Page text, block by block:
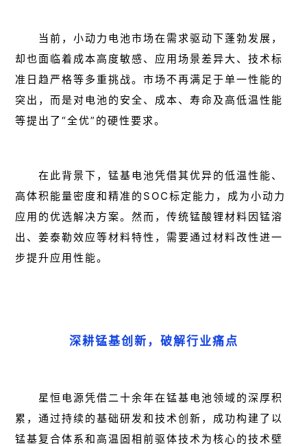
当前，小动力电池市场在需求驱动下蓬勃发展，
却也面临着成本高度敏感、应用场景差异大、技术标
准日趋严格等多重挑战。市场不再满足于单一性能的
突出，而是对电池的安全、成本、寿命及高低温性能
等提出了“全优”的硬性要求。
在此背景下，锰基电池凭借其优异的低温性能、
高体积能量密度和精准的SOC标定能力，成为小动力
应用的优选解决方案。然而，传统锰酸锂材料因锰溶
出、姜泰勒效应等材料特性，需要通过材料改性进一
步提升应用性能。
深耕锰基创新，破解行业痛点
星恒电源凭借二十余年在锰基电池领域的深厚积
累，通过持续的基础研发和技术创新，成功构建了以
锰基复合体系和高温固相前驱体技术为核心的技术壁